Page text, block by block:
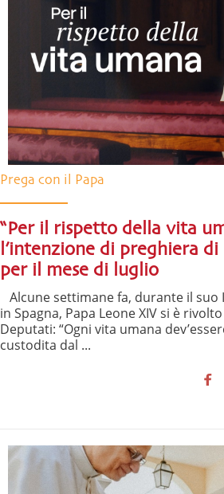
Prega con il Papa
“Per il rispetto della vita
l’intenzione di preghiera di
per il mese di luglio
Alcune settimane fa, durante il suo
in Spagna, Papa Leone XIV si è
Deputati: “Ogni vita umana
custodita dal ...